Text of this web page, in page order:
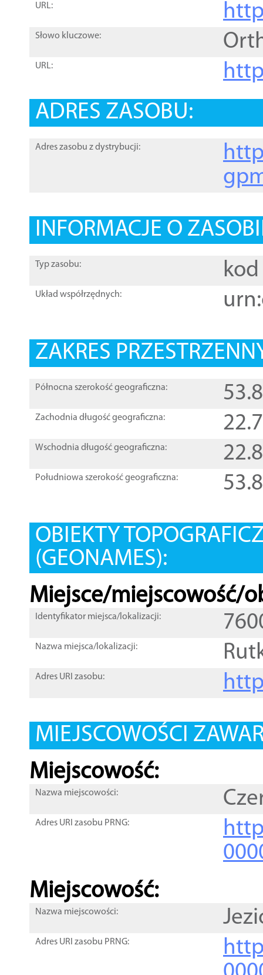
URL:
Słowo kluczowe:
URL:
ADRES ZASOBU:
Adres zasobu z dystrybucji:
INFORMACJE O
Typ zasobu: kod
Układ współrzędnych:
ZAKRES
Północna szerokość geograficzna:
Zachodnia długość geograficzna:
Wschodnia długość geograficzna:
Południowa szerokość geograficzna:
OBIEKTY
(GEONAMES):
Miejsce/miejscowość/
Identyfikator miejsca/lokalizacji:
Nazwa miejsca/lokalizacji:
Adres URI zasobu:
MIEJSCOWOŚCI
Miejscowość:
Nazwa miejscowości:
Adres URI zasobu PRNG:
Miejscowość:
Nazwa miejscowości:
Adres URI zasobu PRNG: